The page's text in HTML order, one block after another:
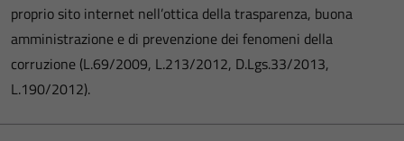
proprio sito internet nell’ottica della trasparenza, buona
amministrazione e di prevenzione dei fenomeni della
corruzione (L.69/2009, L.213/2012, D.Lgs.33/2013,
L.190/2012).